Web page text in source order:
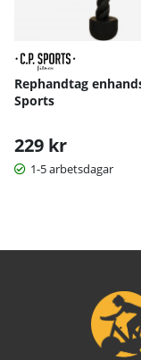
Rephandtag
Sports
229 kr
1-5 arbetsdagar